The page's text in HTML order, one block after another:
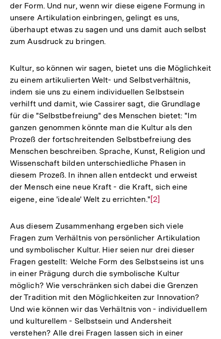
der Form. Und nur, wenn wir diese eigene Formung in
unsere Artikulation einbringen, gelingt es uns,
überhaupt etwas zu sagen und uns damit auch selbst
zum Ausdruck zu bringen.
Kultur, so können wir sagen, bietet uns die Möglichkeit
zu einem artikulierten Welt- und Selbstverhältnis,
indem sie uns zu einem individuellen Selbstsein
verhilft und damit, wie Cassirer sagt, die Grundlage
für die "Selbstbefreiung" des Menschen bietet: "Im
ganzen genommen könnte man die Kultur als den
Prozeß der fortschreitenden Selbstbefreiung des
Menschen beschreiben. Sprache, Kunst, Religion und
Wissenschaft bilden unterschiedliche Phasen in
diesem Prozeß. In ihnen allen entdeckt und erweist
der Mensch eine neue Kraft - die Kraft, sich eine
eigene, eine 'ideale' Welt zu errichten."Zur
der
Fußnote
[2]
Aus diesem Zusammenhang ergeben sich viele
Fragen zum Verhältnis von persönlicher Artikulation
und symbolischer Kultur. Hier seien nur drei dieser
Fragen gestellt: Welche Form des Selbstseins ist uns
in einer Prägung durch die symbolische Kultur
möglich? Wie verschränken sich dabei die Grenzen
der Tradition mit den Möglichkeiten zur Innovation?
Und wie können wir das Verhältnis von - individuellem
und kulturellem - Selbstsein und Andersheit
verstehen? Alle drei Fragen lassen sich in einer